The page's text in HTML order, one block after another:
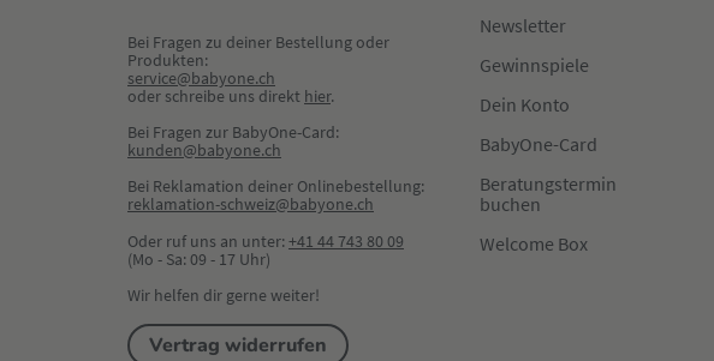
Bei Fragen zu deiner Bestellung oder
Produkten:
service@babyone.ch
oder schreibe uns direkt hier.
Bei Fragen zur BabyOne-Card:
kunden@babyone.ch
Bei Reklamation deiner Onlinebestellung:
reklamation-schweiz@babyone.ch
Oder ruf uns an unter:+41 44 743 80 09
(Mo - Sa: 09 - 17 Uhr)
Wir helfen dir gerne weiter!
Vertrag widerrufen
Newsletter
Gewinnspiele
Dein Konto
BabyOne-Card
Beratungstermin
buchen
Welcome Box